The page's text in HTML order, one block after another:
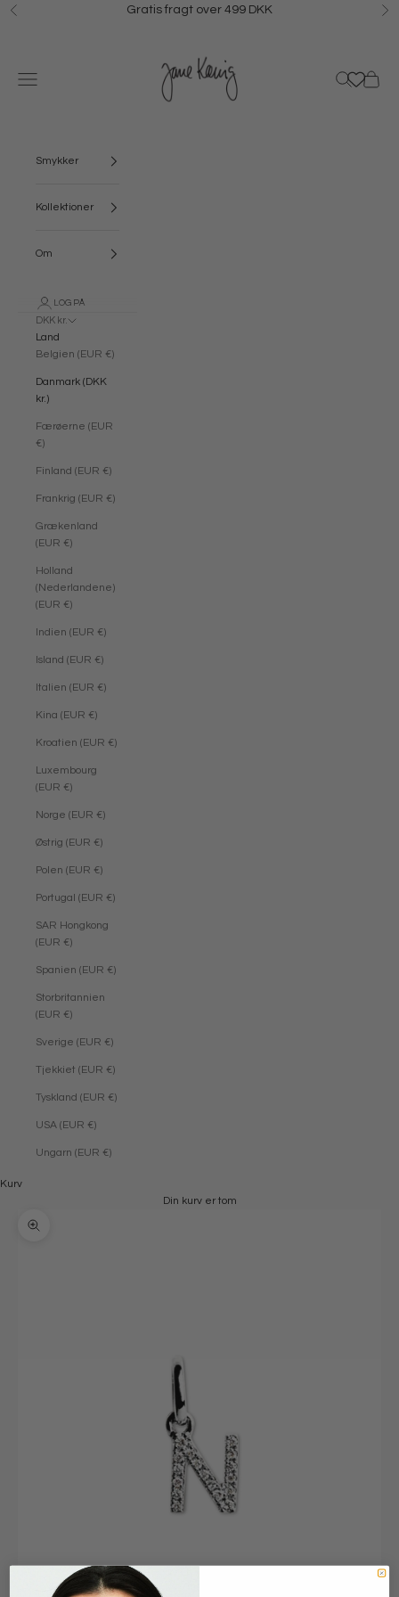
Spring til indhold
Forrige Gratis fragt over 499 DKK
Menu Søg Kurv
Smykker
Kollektioner
Om
LOG PÅ
DKK kr.
Land
Belgien (EUR €)
Danmark (DKK
kr.)
Færøerne (EUR
€)
Finland (EUR €)
Frankrig (EUR €)
Grækenland
(EUR €)
Holland
(Nederlandene)
(EUR €)
Indien (EUR €)
Island (EUR €)
Italien (EUR €)
Kina (EUR €)
Kroatien (EUR €)
Luxembourg
(EUR €)
Norge (EUR €)
Østrig (EUR €)
Polen (EUR €)
Portugal (EUR €)
SAR Hongkong
(EUR €)
Spanien (EUR €)
Storbritannien
(EUR €)
Sverige (EUR €)
Tjekkiet (EUR €)
Tyskland (EUR €)
USA (EUR €)
Ungarn (EUR €)
Kurv
Din kurv er tom
Zoom